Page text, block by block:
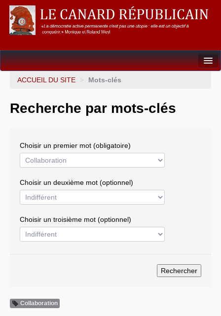
Dossiers
Gouvernance mondiale & mondialisation
Résistances
Systèmes & société sous contrôle
ACCUEIL DU SITE > Mots-clés
Recherche par mots-clés
Choisir un premier mot (obligatoire)
Choisir un deuxième mot (optionnel)
Choisir un troisième mot (optionnel)
Collaboration